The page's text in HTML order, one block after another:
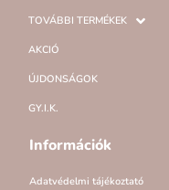
TOVÁBBI TERMÉKEK
AKCIÓ
ÚJDONSÁGOK
GY.I.K.
Információk
Adatvédelmi tájékoztató